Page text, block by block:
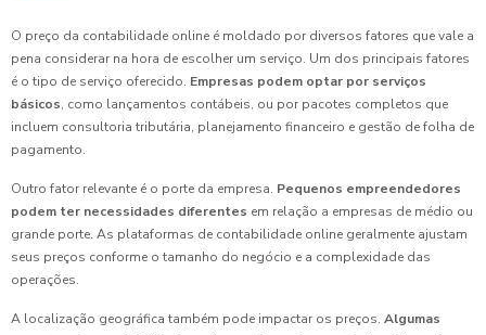
O preço da contabilidade online é moldado por diversos fatores que vale a
pena considerar na hora de escolher um serviço. Um dos principais fatores
é o tipo de serviço oferecido. Empresas podem optar por serviços
básicos, como lançamentos contábeis, ou por pacotes completos que
incluem consultoria tributária, planejamento financeiro e gestão de folha de
pagamento.
Outro fator relevante é o porte da empresa. Pequenos empreendedores
podem ter necessidades diferentes em relação a empresas de médio ou
grande porte. As plataformas de contabilidade online geralmente ajustam
seus preços conforme o tamanho do negócio e a complexidade das
operações.
A localização geográfica também pode impactar os preços. Algumas